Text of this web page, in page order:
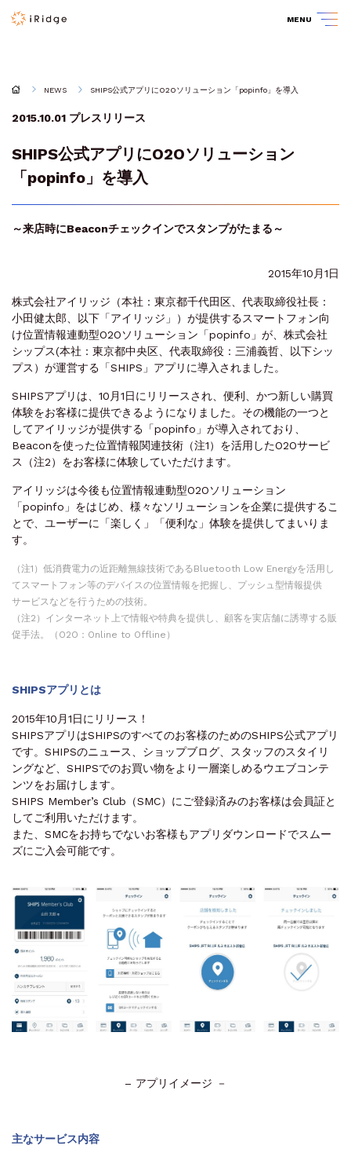
MENU
NEWS SHIPS公式アプリにO2Oソリューション「popinfo」を導入
2015.10.01 プレスリリース
SHIPS公式アプリにO2Oソリューション
「popinfo」を導入
～来店時にBeaconチェックインでスタンプがたまる～
2015年10月1日
株式会社アイリッジ（本社：東京都千代田区、代表取締役社長：
小田健太郎、以下「アイリッジ」）が提供するスマートフォン向
け位置情報連動型O2Oソリューション「popinfo」が、株式会社
シップス(本社：東京都中央区、代表取締役：三浦義哲、以下シッ
プス）が運営する「SHIPS」アプリに導入されました。
SHIPSアプリは、10月1日にリリースされ、便利、かつ新しい購買
体験をお客様に提供できるようになりました。その機能の一つと
してアイリッジが提供する「popinfo」が導入されており、
Beaconを使った位置情報関連技術（注1）を活用したO2Oサービ
ス（注2）をお客様に体験していただけます。
アイリッジは今後も位置情報連動型O2Oソリューション
「popinfo」をはじめ、様々なソリューションを企業に提供するこ
とで、ユーザーに「楽しく」「便利な」体験を提供してまいりま
す。
（注1）低消費電力の近距離無線技術であるBluetooth Low Energyを活用し
てスマートフォン等のデバイスの位置情報を把握し、プッシュ型情報提供
サービスなどを行うための技術。
（注2）インターネット上で情報や特典を提供し、顧客を実店舗に誘導する販
促手法。（O2O：Online to Offline）
SHIPSアプリとは
2015年10月1日にリリース！
SHIPSアプリはSHIPSのすべてのお客様のためのSHIPS公式アプリ
です。SHIPSのニュース、ショップブログ、スタッフのスタイリ
ングなど、SHIPSでのお買い物をより一層楽しめるウエブコンテ
ンツをお届けします。
SHIPS Member’s Club（SMC）にご登録済みのお客様は会員証と
してご利用いただけます。
また、SMCをお持ちでないお客様もアプリダウンロードでスムー
ズにご入会可能です。
– アプリイメージ －
主なサービス内容